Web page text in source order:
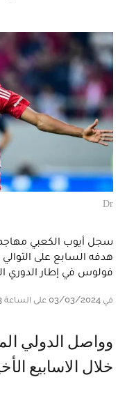
Dr
سجل أيوب الكعبي مهاجم
هدفه السابع على
فولوس في إطار الدوري
في 03/03/2024 على الساعة 18:23
و واصل الدولي المغربي تألقه مع أولمبياكوس
خلال الاسابيع